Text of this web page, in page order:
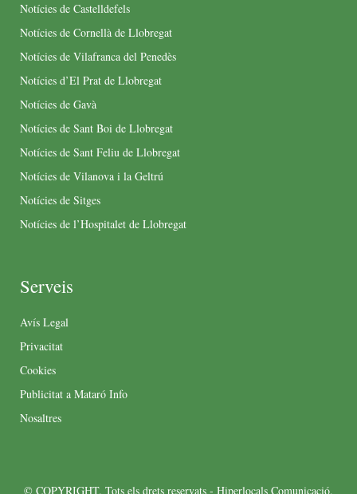
Notícies de Castelldefels
Notícies de Cornellà de Llobregat
Notícies de Vilafranca del Penedès
Notícies d’El Prat de Llobregat
Notícies de Gavà
Notícies de Sant Boi de Llobregat
Notícies de Sant Feliu de Llobregat
Notícies de Vilanova i la Geltrú
Notícies de Sitges
Notícies de l’Hospitalet de Llobregat
Serveis
Avís Legal
Privacitat
Cookies
Publicitat a Mataró Info
Nosaltres
© COPYRIGHT. Tots els drets reservats - Hiperlocals Comunicació.